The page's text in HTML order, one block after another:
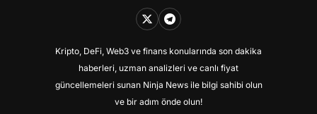
Kripto, DeFi, Web3 ve finans konularında son dakika
haberleri, uzman analizleri ve canlı fiyat
güncellemeleri sunan Ninja News ile bilgi sahibi olun
ve bir adım önde olun!